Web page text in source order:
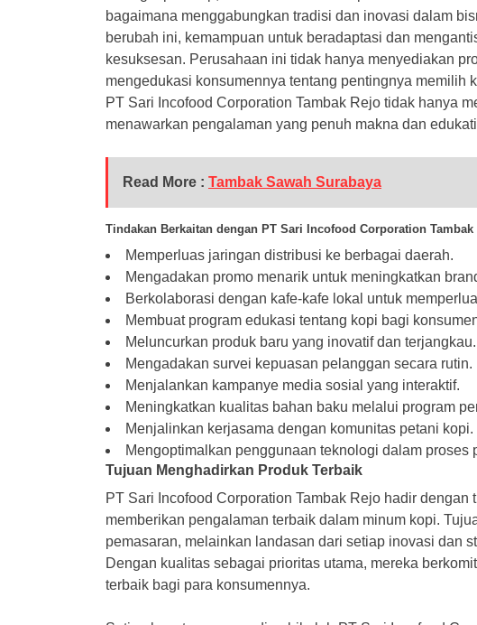
bagaimana menggabungkan tradisi dan inovasi dalam
berubah ini, kemampuan untuk beradaptasi dan
kesuksesan. Perusahaan ini tidak hanya menyediakan
mengedukasi konsumennya tentang pentingnya memilih
PT Sari Incofood Corporation Tambak Rejo tidak hanya
menawarkan pengalaman yang penuh makna dan
Read More : Tambak Sawah Surabaya
Tindakan Berkaitan dengan PT Sari Incofood Corporation Tambak
Memperluas jaringan distribusi ke berbagai daerah.
Mengadakan promo menarik untuk meningkatkan
Berkolaborasi dengan kafe-kafe lokal untuk
Membuat program edukasi tentang kopi bagi
Meluncurkan produk baru yang inovatif dan terjangkau.
Mengadakan survei kepuasan pelanggan secara rutin.
Menjalankan kampanye media sosial yang interaktif.
Meningkatkan kualitas bahan baku melalui program
Menjalinkan kerjasama dengan komunitas petani kopi.
Mengoptimalkan penggunaan teknologi dalam proses
Tujuan Menghadirkan Produk Terbaik
PT Sari Incofood Corporation Tambak Rejo hadir dengan
memberikan pengalaman terbaik dalam minum kopi.
pemasaran, melainkan landasan dari setiap inovasi dan
Dengan kualitas sebagai prioritas utama, mereka
terbaik bagi para konsumennya.